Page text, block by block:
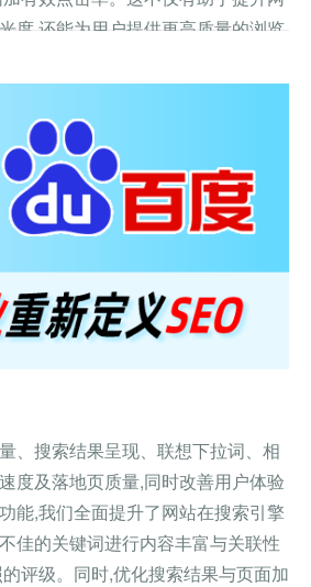
度,还能为用户提供更高质量的浏览
网站在搜索引擎中的优势地位。
查看详情
、搜索结果呈现、联想下拉词、相
度及落地页质量,同时改善用户体验
能,我们全面提升了网站在搜索引擎
佳的关键词进行内容丰富与关联性
评级。同时,优化搜索结果与页面加